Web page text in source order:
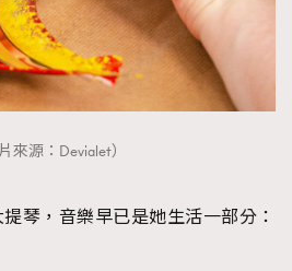
片來源：Devialet）
琴，音樂早已是她生活一部分：